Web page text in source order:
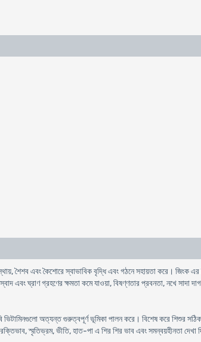
শৈশব এবং কৈশোরে স্বাভাবিক বৃদ্ধি এবং গঠনে সহায়তা করে। জিংক এর
এবং ঘ্রাণ গ্রহণের ক্ষমতা কমে যাওয়া, বিষণ্ণতার প্রবনতা, নখে সাদা
অত্যন্ত গুরুত্বপূর্ণ ভূমিকা পালন করে। বিশেষ করে শিশুর
স্মৃতিভ্রম, ভীতি, হাত-পা এ শির শির ভাব এবং সমন্বয়হীনতা দেখা